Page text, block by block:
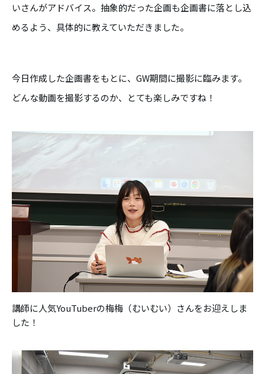
いさんがアドバイス。抽象的だった企画も企画書に落とし込
めるよう、具体的に教えていただきました。
今日作成した企画書をもとに、GW期間に撮影に臨みます。
どんな動画を撮影するのか、とても楽しみですね！
講師に人気YouTuberの梅梅（むいむい）さんをお迎えしま
した！